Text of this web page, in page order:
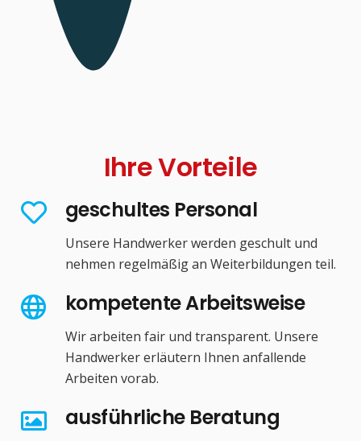
Ihre Vorteile
geschultes Personal
Unsere Handwerker werden geschult und
nehmen regelmäßig an Weiterbildungen teil.
kompetente Arbeitsweise
Wir arbeiten fair und transparent. Unsere
Handwerker erläutern Ihnen anfallende
Arbeiten vorab.
ausführliche Beratung